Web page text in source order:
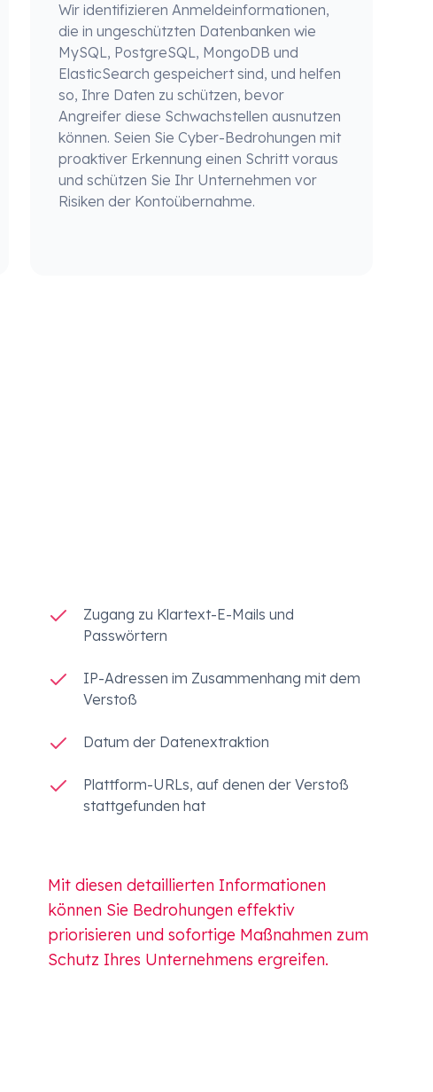
Wir identifizieren Anmeldeinformationen,
die in ungeschützten Datenbanken wie
MySQL, PostgreSQL, MongoDB und
ElasticSearch gespeichert sind, und helfen
so, Ihre Daten zu schützen, bevor
Angreifer diese Schwachstellen ausnutzen
können. Seien Sie Cyber-Bedrohungen mit
proaktiver Erkennung einen Schritt voraus
und schützen Sie Ihr Unternehmen vor
Risiken der Kontoübernahme.
Zugang zu Klartext-E-Mails und
Passwörtern
IP-Adressen im Zusammenhang mit dem
Verstoß
Datum der Datenextraktion
Plattform-URLs, auf denen der Verstoß
stattgefunden hat
Mit diesen detaillierten Informationen
können Sie Bedrohungen effektiv
priorisieren und sofortige Maßnahmen zum
Schutz Ihres Unternehmens ergreifen.